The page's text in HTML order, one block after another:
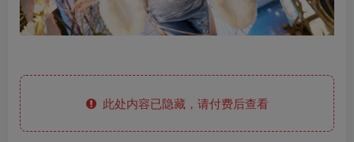
此处内容已隐藏，请付费后查看